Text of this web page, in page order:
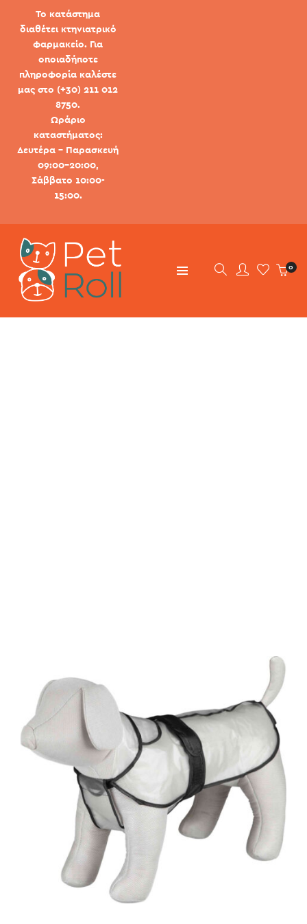
Το κατάστημα
διαθέτει κτηνιατρικό
φαρμακείο. Για
οποιαδήποτε
πληροφορία καλέστε
μας στο (+30) 211 012
8750.
Ωράριο
καταστήματος:
Δευτέρα - Παρασκευή
09:00-20:00,
Σάββατο 10:00-
15:00.
0